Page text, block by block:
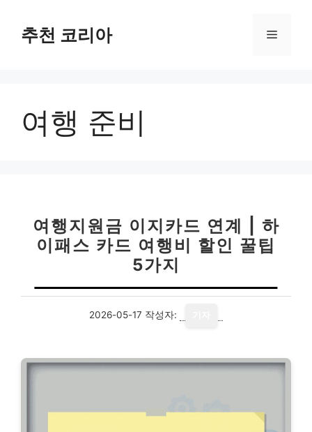
추천 코리아 메
여행 준비
여행지원금 이지카드 연계 | 하
이패스 카드 여행비 할인 꿀팁
5가지
2026-05-17 작성자: